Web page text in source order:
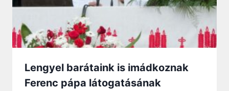
Lengyel barátaink is imádkoznak
Ferenc pápa látogatásának